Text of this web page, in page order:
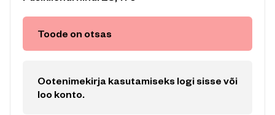
Toode on otsas
Ootenimekirja kasutamiseks logi sisse või
loo konto.